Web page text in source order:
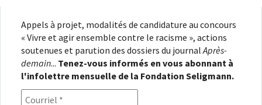
Appels à projet, modalités de candidature au concours
« Vivre et agir ensemble contre le racisme », actions
soutenues et parution des dossiers du journalAprès-
demain... Tenez-vous informés en vous abonnant à
l'infolettre mensuelle de la Fondation Seligmann.